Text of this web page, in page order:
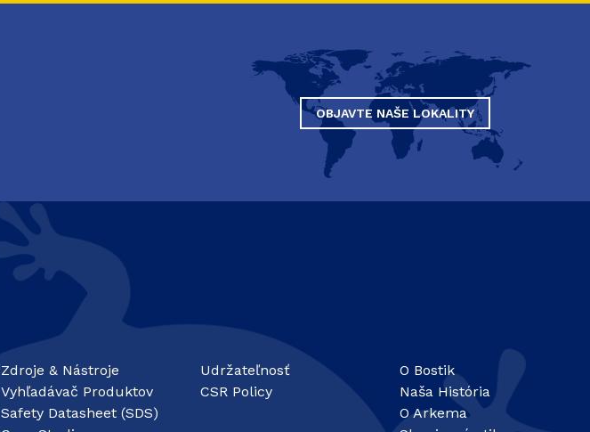
OBJAVTE NAŠE LOKALITY
Zdroje & Nástroje
Vyhľadávač Produktov
Safety Datasheet (SDS)
Udržateľnosť
CSR Policy
O Bostik
Naša História
O Arkema